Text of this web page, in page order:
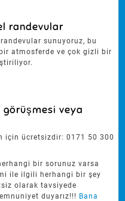
randevular
sunuyoruz, bu
atmosferde ve çok gizli bir
görüşmesi veya
için ücretsizdir: 0171 50 300
bir sorunuz varsa
ile ilgili herhangi bir şey
olarak tavsiyede
duyarız!!! Bana